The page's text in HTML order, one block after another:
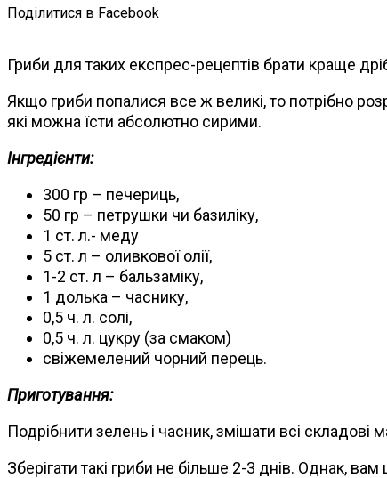
Поділитися в Facebook
Гриби для таких експрес-рецептів брати краще
Якщо гриби попалися все ж великі, то потрібно
які можна їсти абсолютно сирими.
Інгредієнти:
300 гр – печериць,
50 гр – петрушки чи базиліку,
1 ст. л.- меду
5 ст. л – оливкової олії,
1-2 ст. л – бальзаміку,
1 долька – часнику,
0,5 ч. л. солі,
0,5 ч. л. цукру (за смаком)
свіжемелений чорний перець.
Приготування:
Подрібнити зелень і часник, змішати всі
Зберігати такі гриби не більше 2-3 днів. Однак,